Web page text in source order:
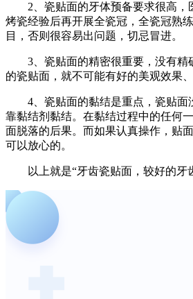
2、瓷贴面的牙体预备要求很高，
烤瓷经验后再开展全瓷冠，全瓷冠熟
目，否则很容易出问题，切忌冒进。
3、瓷贴面的精密很重要，没有精
的瓷贴面，就不可能有好的美观效果、
4、瓷贴面的黏结是重点，瓷贴面
靠黏结剂黏结。在黏结过程中的任何
面脱落的后果。而如果认真操作，贴
可以放心的。
以上就是“牙齿瓷贴面，较好的牙